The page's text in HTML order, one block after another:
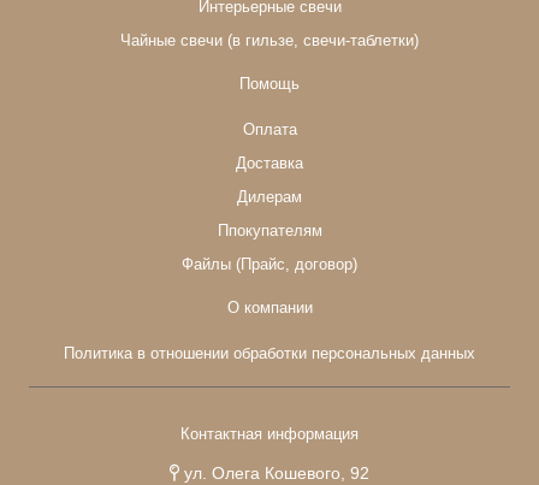
Интерьерные свечи
Чайные свечи (в гильзе, свечи-таблетки)
Помощь
Оплата
Доставка
Дилерам
Ппокупателям
Файлы (Прайс, договор)
О компании
Политика в отношении обработки персональных данных
Контактная информация
ул. Олега Кошевого, 92